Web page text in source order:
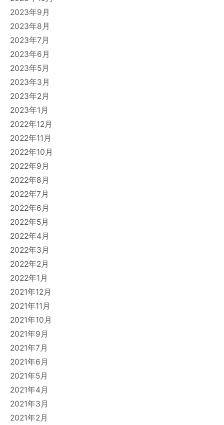
2023年9月
2023年8月
2023年7月
2023年6月
2023年5月
2023年3月
2023年2月
2023年1月
2022年12月
2022年11月
2022年10月
2022年9月
2022年8月
2022年7月
2022年6月
2022年5月
2022年4月
2022年3月
2022年2月
2022年1月
2021年12月
2021年11月
2021年10月
2021年9月
2021年7月
2021年6月
2021年5月
2021年4月
2021年3月
2021年2月